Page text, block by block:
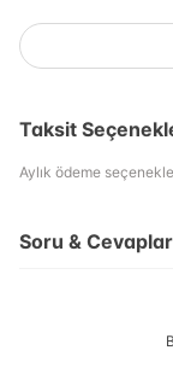
Taksit
Aylık ödeme
Soru & Cevaplar